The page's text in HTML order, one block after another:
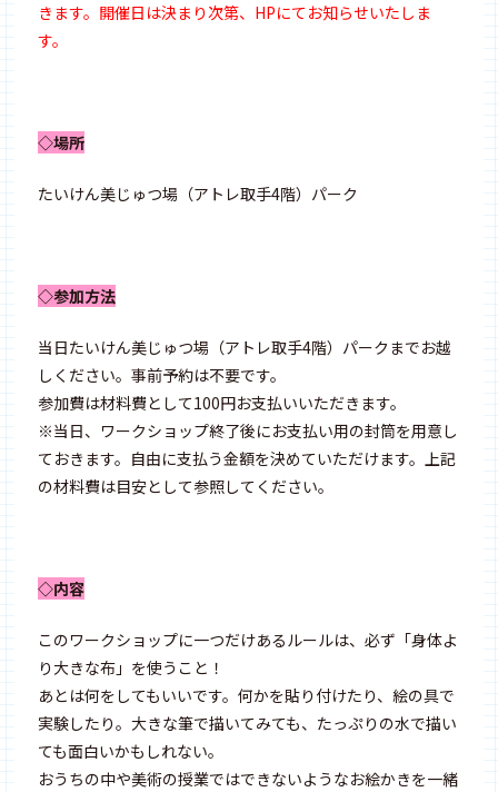
きます。開催日は決まり次第、HPにてお知らせいたしま
す。
◇場所
たいけん美じゅつ場（アトレ取手4階）パーク
◇参加方法
当日たいけん美じゅつ場（アトレ取手4階）パークまでお越
しください。事前予約は不要です。
参加費は材料費として100円お支払いいただきます。
※当日、ワークショップ終了後にお支払い用の封筒を用意し
ておきます。自由に支払う金額を決めていただけます。上記
の材料費は目安として参照してください。
◇内容
このワークショップに一つだけあるルールは、必ず「身体よ
り大きな布」を使うこと！
あとは何をしてもいいです。何かを貼り付けたり、絵の具で
実験したり。大きな筆で描いてみても、たっぷりの水で描い
ても面白いかもしれない。
おうちの中や美術の授業ではできないようなお絵かきを一緒